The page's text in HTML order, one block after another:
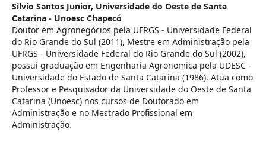
Silvio Santos Junior, Universidade do Oeste de Santa
Catarina - Unoesc Chapecó
Doutor em Agronegócios pela UFRGS - Universidade Federal
do Rio Grande do Sul (2011), Mestre em Administração pela
UFRGS - Universidade Federal do Rio Grande do Sul (2002),
possui graduação em Engenharia Agronomica pela UDESC -
Universidade do Estado de Santa Catarina (1986). Atua como
Professor e Pesquisador da Universidade do Oeste de Santa
Catarina (Unoesc) nos cursos de Doutorado em
Administração e no Mestrado Profissional em
Administração.